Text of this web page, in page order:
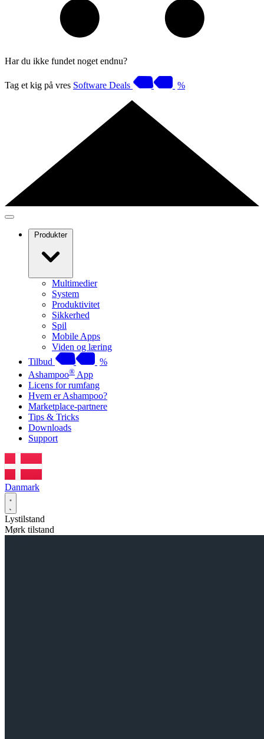
Har du ikke fundet noget endnu?
Tag et kig på vres Software Deals %
Produkter
Multimedier
System
Produktivitet
Sikkerhed
Spil
Mobile Apps
Viden og læring
Tilbud
%
Ashampoo® App
Licens for rumfang
Hvem er Ashampoo?
Marketplace-partnere
Tips & Tricks
Downloads
Support
Danmark
Lystilstand
Mørk tilstand